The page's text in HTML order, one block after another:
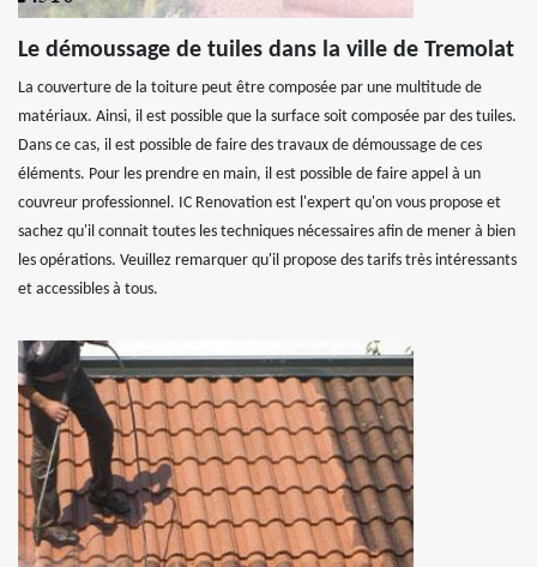
Le démoussage de tuiles dans la ville de Tremolat
La couverture de la toiture peut être composée par une multitude de
matériaux. Ainsi, il est possible que la surface soit composée par des tuiles.
Dans ce cas, il est possible de faire des travaux de démoussage de ces
éléments. Pour les prendre en main, il est possible de faire appel à un
couvreur professionnel. IC Renovation est l'expert qu'on vous propose et
sachez qu'il connait toutes les techniques nécessaires afin de mener à bien
les opérations. Veuillez remarquer qu'il propose des tarifs très intéressants
et accessibles à tous.